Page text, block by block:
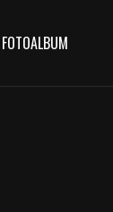
FOTOALBUM